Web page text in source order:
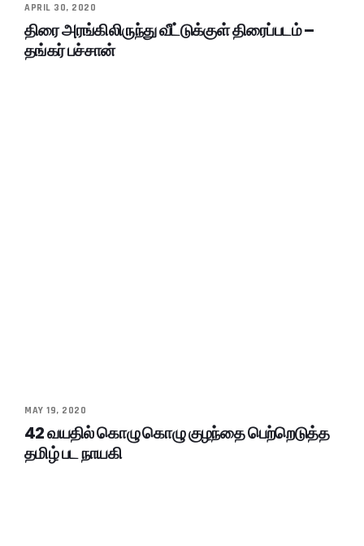
APRIL 30, 2020
திரை அரங்கிலிருந்து வீட்டுக்குள் திரைப்படம் –
தங்கர் பச்சான்
MAY 19, 2020
42 வயதில் கொழு கொழு குழந்தை பெற்றெடுத்த
தமிழ் பட நாயகி